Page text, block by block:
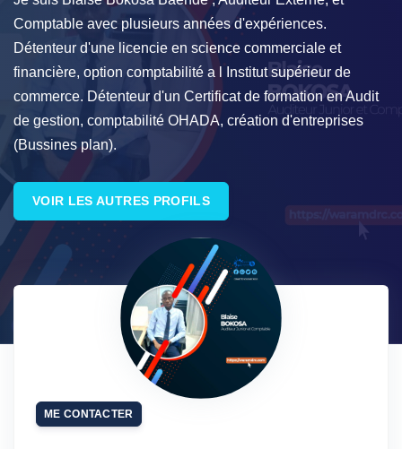
Comptable avec plusieurs années d'expériences.
Détenteur d'une licencie en science commerciale et
financière, option comptabilité a l Institut supérieur de
commerce. Détenteur d'un Certificat de formation en Audit
de gestion, comptabilité OHADA, création d'entreprises
(Bussines plan).
VOIR LES AUTRES PROFILS
ME CONTACTER